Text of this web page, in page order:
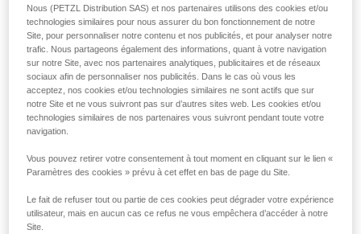
en position résistance supérieure à 50 kg
Risque d’étranglement en cas d’accrochage
du casque :jugulaire en position résistance
inférieure à25 kg
Attention, votre casque est livré en position
Nous (PETZL Distribution SAS) et nos partenaires utilisons des cookies et/ou
technologies similaires pour nous assurer du bon fonctionnement de notre
Site, pour personnaliser notre contenu et nos publicités, et pour analyser notre
trafic. Nous partageons également des informations, quant à votre navigation
sur notre Site, avec nos partenaires analytiques, publicitaires et de réseaux
sociaux afin de personnaliser nos publicités. Dans le cas où vous les
acceptez, nos cookies et/ou technologies similaires ne sont actifs que sur
notre Site et ne vous suivront pas sur d’autres sites web. Les cookies et/ou
technologies similaires de nos partenaires vous suivront pendant toute votre
navigation.
Vous pouvez retirer votre consentement à tout moment en cliquant sur le lien «
Paramètres des cookies » prévu à cet effet en bas de page du Site.
Le fait de refuser tout ou partie de ces cookies peut dégrader votre expérience
utilisateur, mais en aucun cas ce refus ne vous empêchera d’accéder à notre
Site.